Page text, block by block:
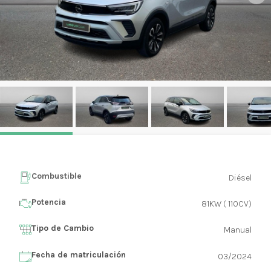
Combustible Diésel
Potencia 81KW ( 110CV)
Tipo de Cambio Manual
Fecha de matriculación 03/2024